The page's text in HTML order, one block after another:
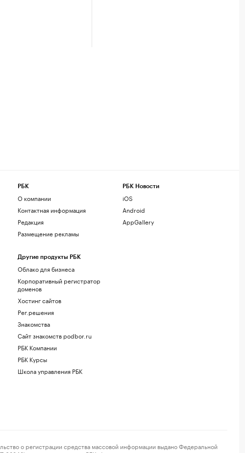
РБК
О компании
Контактная информация
Редакция
Размещение рекламы
Другие продукты РБК
Облако для бизнеса
Корпоративный регистратор
доменов
Хостинг сайтов
Рег.решения
Знакомства
Сайт знакомств podbor.ru
РБК Компании
РБК Курсы
Школа управления РБК
РБК Новости
iOS
Android
AppGallery
о регистрации средства массовой информации выдано Федеральной